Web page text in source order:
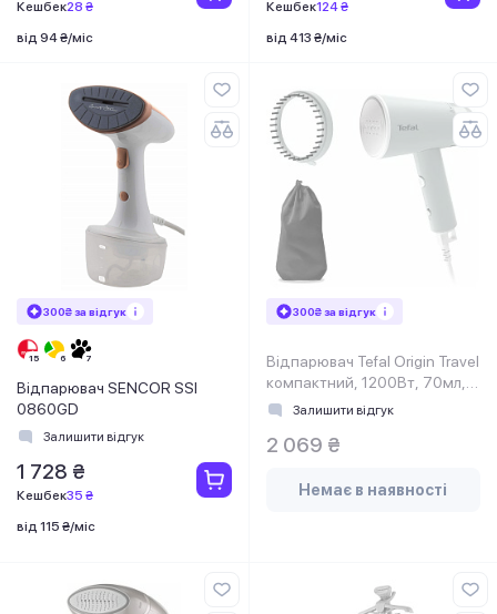
Кешбек28 ₴
від 94 ₴/міс
Кешбек124 ₴
від 413 ₴/міс
300₴ за відгук
Відпарювач SENCOR SSI
0860GD
Залишити відгук
1 728 ₴
Кешбек35 ₴
від 115 ₴/міс
300₴ за відгук
Відпарювач Tefal Origin Travel
компактний, 1200Вт, 70мл,
постійна пара - 20гр,
Залишити відгук
2 069 ₴
Немає в наявності